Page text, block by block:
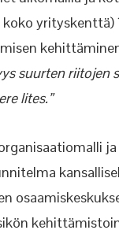
yrityskenttä)
suurten riitojen
lites.”